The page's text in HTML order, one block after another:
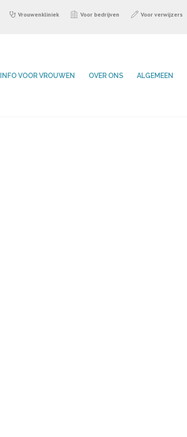
Vrouwenkliniek Voor bedrijven Voor verwijzers
INFO VOOR VROUWEN OVER ONS ALGEMEEN